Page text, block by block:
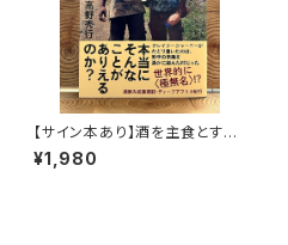
【サイン本あり】酒を主食とする
人々 エチオピアの科学的秘境
を旅する
¥1,980